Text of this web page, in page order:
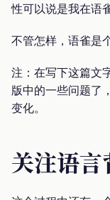
性可以说是我在语
不管怎样，语雀是
注：在写下这篇文
版中的一些问题了
变化。
关注语